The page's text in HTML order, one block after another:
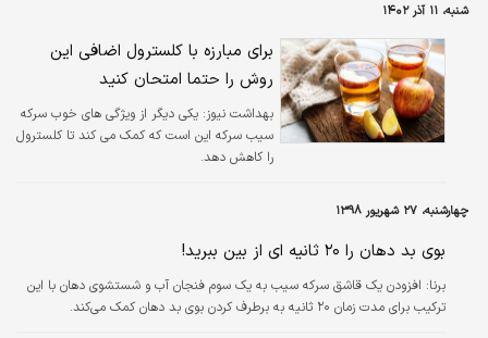
شنبه، ۱۱ آذر ۱۴۰۲
برای مبارزه با کلسترول اضافی این
روش را حتما امتحان کنید
بهداشت نیوز: یکی دیگر از ویژگی های خوب سرکه
سیب سرکه این است که کمک می کند تا کلسترول
را کاهش دهد.
چهارشنبه، ۲۷ شهریور ۱۳۹۸
بوی بد دهان را ۲۰ ثانیه ای از بین ببرید!
برنا: افزودن یک قاشق سرکه سیب به یک سوم فنجان آب و شستشوی دهان با این
ترکیب برای مدت زمان ۲۰ ثانیه به برطرف کردن بوی بد دهان کمک می‌کند.